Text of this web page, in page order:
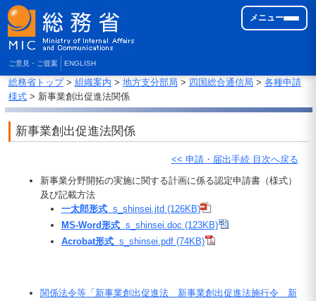
ご意見・ご提案 ENGLISH
メニュー
総務省トップ> 組織案内 > 地方支分部局 > 四国総合通信局 > 各種申請
様式> 新事業創出促進法関係
新事業創出促進法関係
<< 申請・届出手続 目次へ戻る
新事業分野開拓の実施に関する計画に係る認定申請書（様式）
及び記載方法
一太郎形式s_shinsei.jtd (126KB)
MS-Word形式s_shinsei.doc (123KB)
Acrobat形式s_shinsei.pdf (74KB)
関係法令等「新事業創出促進法 新事業創出促進法施行令 新